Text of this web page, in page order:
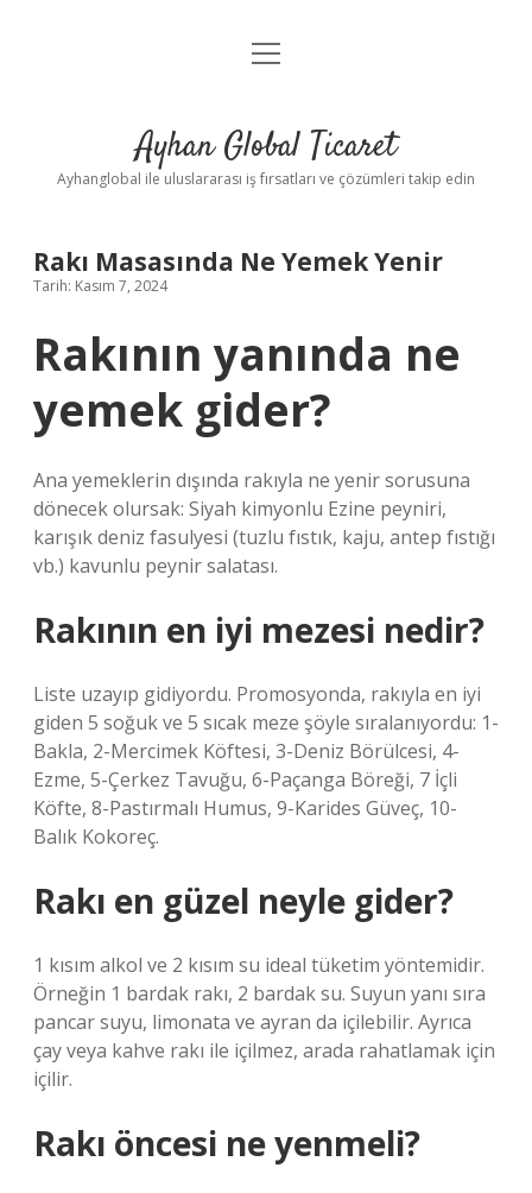
Anasayfa
Yasal Uyarı
menüyü
Ayhan Global Ticaret
Ayhanglobal ile uluslararası iş fırsatları ve çözümleri takip edin
Rakı Masasında Ne Yemek Yenir
Tarih: Kasım 7, 2024
Rakının yanında ne
yemek gider?
Ana yemeklerin dışında rakıyla ne yenir sorusuna
dönecek olursak: Siyah kimyonlu Ezine peyniri,
karışık deniz fasulyesi (tuzlu fıstık, kaju, antep fıstığı
vb.) kavunlu peynir salatası.
Rakının en iyi mezesi nedir?
Liste uzayıp gidiyordu. Promosyonda, rakıyla en iyi
giden 5 soğuk ve 5 sıcak meze şöyle sıralanıyordu: 1-
Bakla, 2-Mercimek Köftesi, 3-Deniz Börülcesi, 4-
Ezme, 5-Çerkez Tavuğu, 6-Paçanga Böreği, 7 İçli
Köfte, 8-Pastırmalı Humus, 9-Karides Güveç, 10-
Balık Kokoreç.
Rakı en güzel neyle gider?
1 kısım alkol ve 2 kısım su ideal tüketim yöntemidir.
Örneğin 1 bardak rakı, 2 bardak su. Suyun yanı sıra
pancar suyu, limonata ve ayran da içilebilir. Ayrıca
çay veya kahve rakı ile içilmez, arada rahatlamak için
içilir.
Rakı öncesi ne yenmeli?